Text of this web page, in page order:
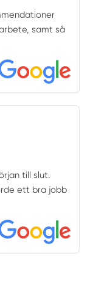
samt så
till slut.
ett bra jobb